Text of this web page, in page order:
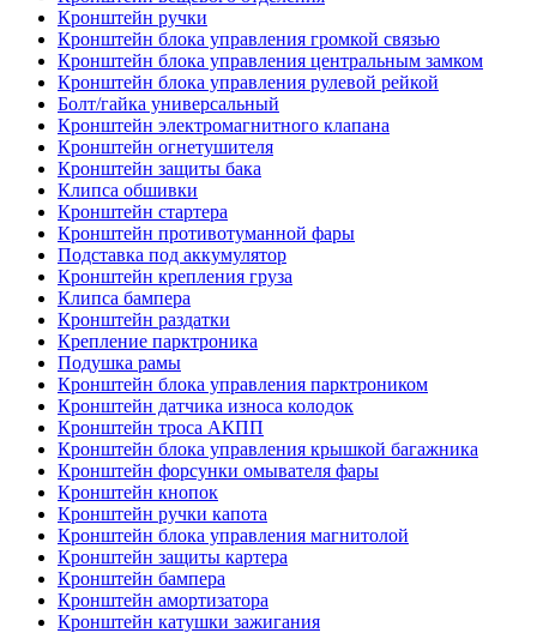
Кронштейн ручки
Кронштейн блока управления громкой связью
Кронштейн блока управления центральным замком
Кронштейн блока управления рулевой рейкой
Болт/гайка универсальный
Кронштейн электромагнитного клапана
Кронштейн огнетушителя
Кронштейн защиты бака
Клипса обшивки
Кронштейн стартера
Кронштейн противотуманной фары
Подставка под аккумулятор
Кронштейн крепления груза
Клипса бампера
Кронштейн раздатки
Крепление парктроника
Подушка рамы
Кронштейн блока управления парктроником
Кронштейн датчика износа колодок
Кронштейн троса АКПП
Кронштейн блока управления крышкой багажника
Кронштейн форсунки омывателя фары
Кронштейн кнопок
Кронштейн ручки капота
Кронштейн блока управления магнитолой
Кронштейн защиты картера
Кронштейн бампера
Кронштейн амортизатора
Кронштейн катушки зажигания